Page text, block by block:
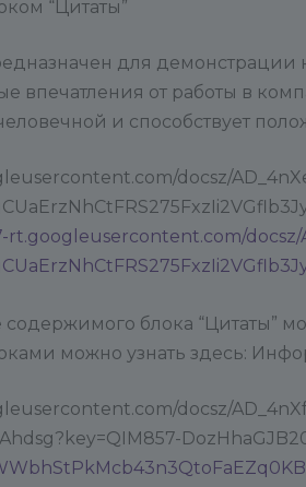
“Цитаты”
для
впечатления от работы в
и способствует
docsz/
rt.googleusercontent.com/docsz/
содержимого блока “Цитаты”
можно узнать здесь:
docsz/